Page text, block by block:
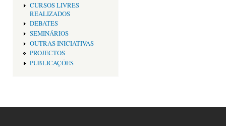
CURSOS LIVRES
REALIZADOS
DEBATES
SEMINÁRIOS
OUTRAS INICIATIVAS
PROJECTOS
PUBLICAÇÕES